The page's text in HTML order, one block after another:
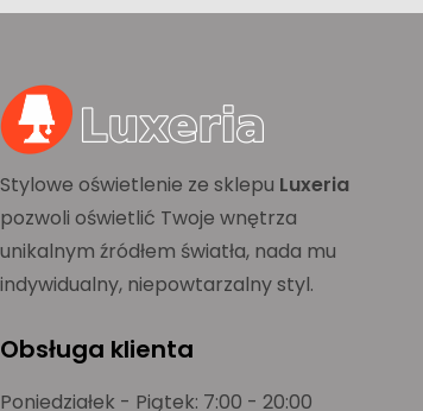
Stylowe oświetlenie ze sklepu Luxeria
pozwoli oświetlić Twoje wnętrza
unikalnym źródłem światła, nada mu
indywidualny, niepowtarzalny styl.
Obsługa klienta
Poniedziałek - Piątek: 7:00 - 20:00